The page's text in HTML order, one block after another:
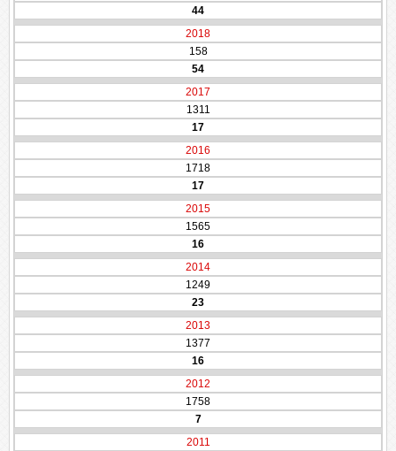
44
2018
158
54
2017
1311
17
2016
1718
17
2015
1565
16
2014
1249
23
2013
1377
16
2012
1758
7
2011